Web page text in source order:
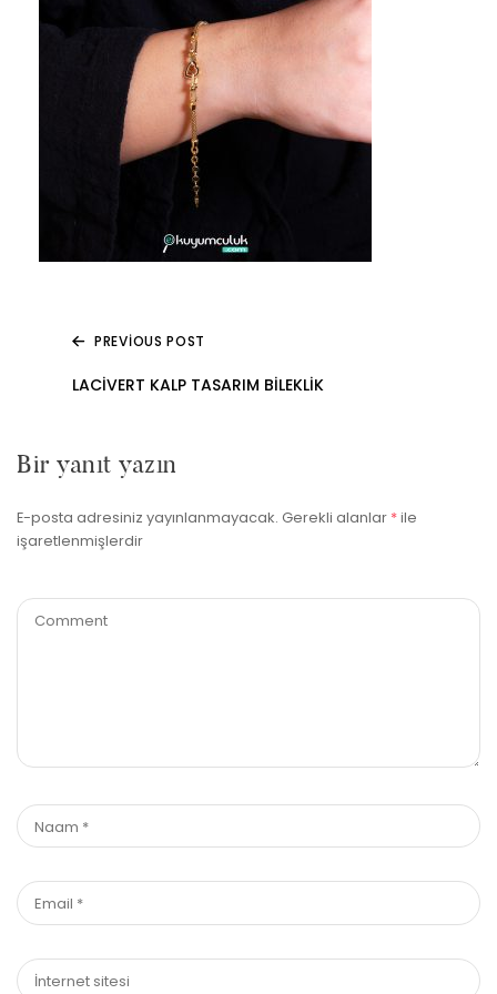
PREVIOUS POST
LACIVERT KALP TASARIM BILEKLIK
Bir yanıt yazın
E-posta adresiniz yayınlanmayacak. Gerekli alanlar *ile
işaretlenmişlerdir